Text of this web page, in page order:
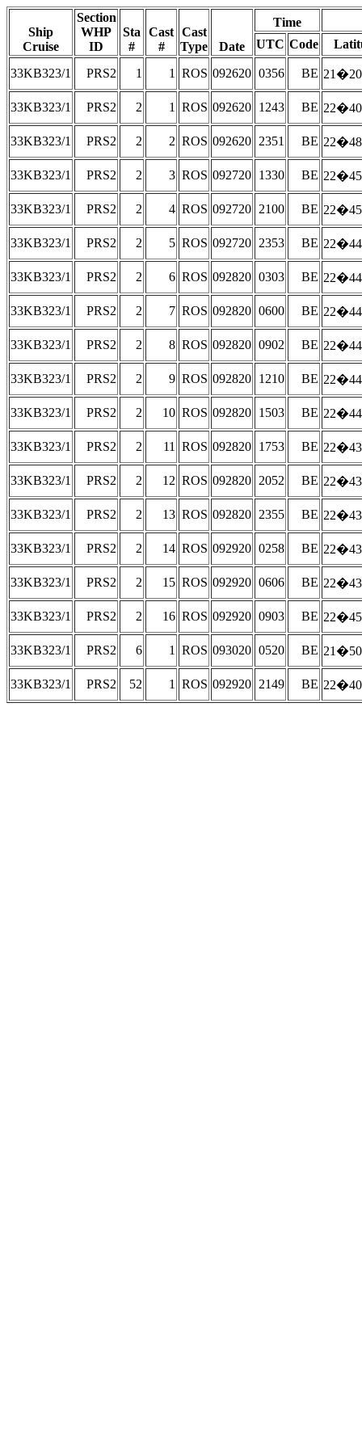
Ship
Cruise
Section
WHP
ID
Sta
#
Cast
#
Cast
Type
Date
Time
UTC Code
33KB323/1 PRS2 1 1 ROS 092620 0356 BE
33KB323/1 PRS2 2 1 ROS 092620 1243 BE
33KB323/1 PRS2 2 2 ROS 092620 2351 BE
33KB323/1 PRS2 2 3 ROS 092720 1330 BE
33KB323/1 PRS2 2 4 ROS 092720 2100 BE
33KB323/1 PRS2 2 5 ROS 092720 2353 BE
33KB323/1 PRS2 2 6 ROS 092820 0303 BE
33KB323/1 PRS2 2 7 ROS 092820 0600 BE
33KB323/1 PRS2 2 8 ROS 092820 0902 BE
33KB323/1 PRS2 2 9 ROS 092820 1210 BE
33KB323/1 PRS2 2 10 ROS 092820 1503 BE
33KB323/1 PRS2 2 11 ROS 092820 1753 BE
33KB323/1 PRS2 2 12 ROS 092820 2052 BE
33KB323/1 PRS2 2 13 ROS 092820 2355 BE
33KB323/1 PRS2 2 14 ROS 092920 0258 BE
33KB323/1 PRS2 2 15 ROS 092920 0606 BE
33KB323/1 PRS2 2 16 ROS 092920 0903 BE
33KB323/1 PRS2 6 1 ROS 093020 0520 BE
33KB323/1 PRS2 52 1 ROS 092920 2149 BE